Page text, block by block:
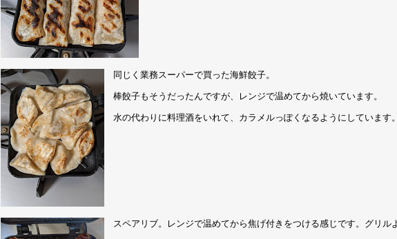
同じく業務スーパーで買った海鮮餃子。
棒餃子もそうだったんですが、レンジで温めてから焼いています。
水の代わりに料理酒をいれて、カラメルっぽくなるようにしています。
スペアリブ。レンジで温めてから焦げ付きをつける感じです。グリル